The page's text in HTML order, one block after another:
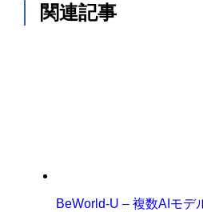
関連記事
BeWorld-U – 複数AIモデ